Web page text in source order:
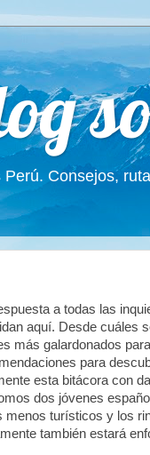
Consejos,
a todas las
aquí. Desde cuáles
más galardonados
para
esta bitácora con
dos jóvenes
menos turísticos y los
también estará